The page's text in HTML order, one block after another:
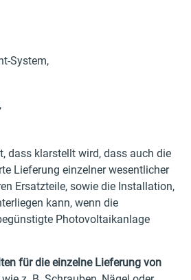
System,
dass klarstellt wird, dass auch die
Lieferung einzelner wesentlicher
Ersatzteile, sowie die Installation,
kann, wenn die
Photovoltaikanlage
für die einzelne Lieferung von